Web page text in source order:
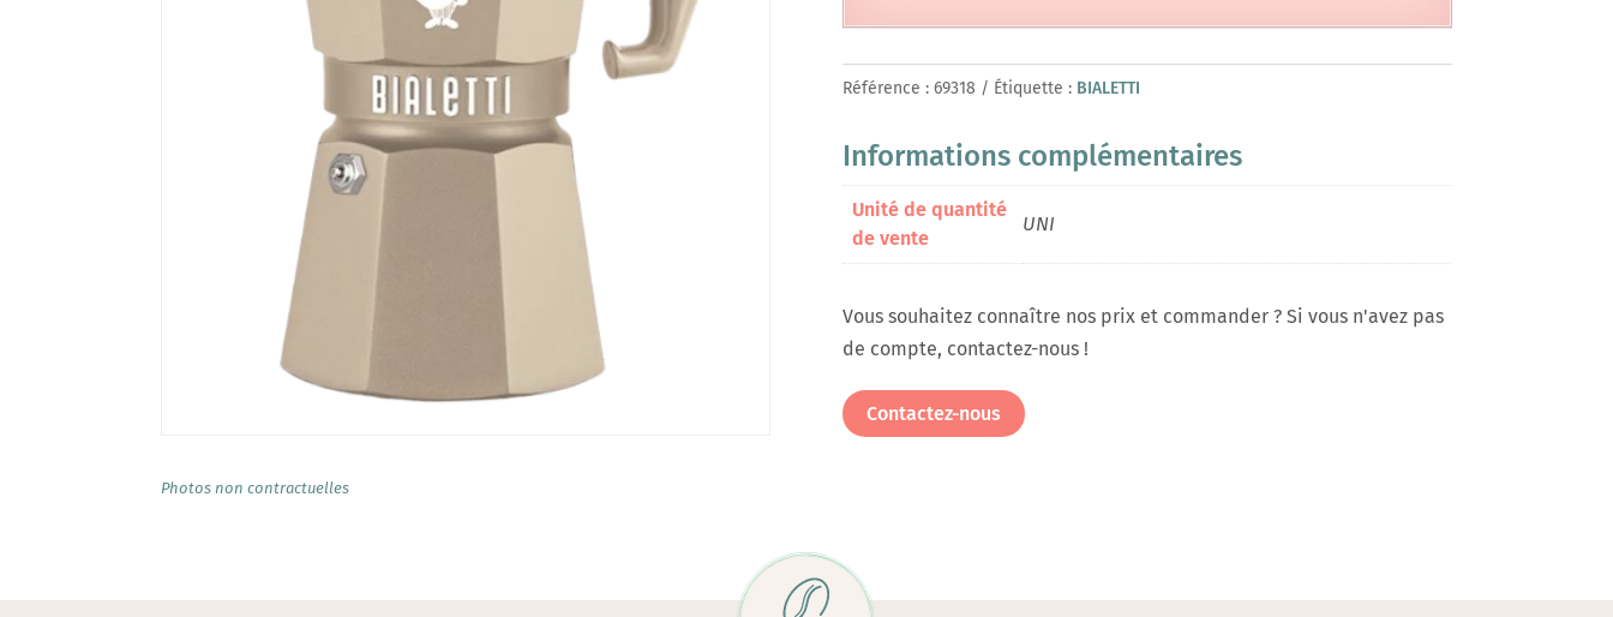
Photos non contractuelles
Référence : 69318 Étiquette : BIALETTI
Informations complémentaires
Unité de quantité
de vente
UNI
Vous souhaitez connaître nos prix et commander ? Si vous n'avez pas
de compte, contactez-nous !
Contactez-nous